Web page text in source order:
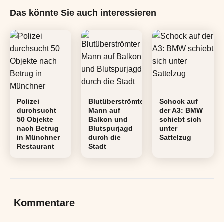
Das könnte Sie auch interessieren
Polizei
durchsucht
50 Objekte
nach Betrug
in Münchner
Restaurant
Blutüberströmter
Mann auf
Balkon und
Blutspurjagd
durch die
Stadt
Schock auf
der A3: BMW
schiebt sich
unter
Sattelzug
Kommentare